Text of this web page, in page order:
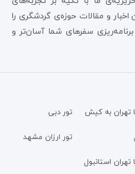
و مقالات حوزه‌ی گردشگری را
سفرهای شما آسان‌تر و
تهران به کیش
تهران استانبول
تور دبی
تور ارزان مشهد